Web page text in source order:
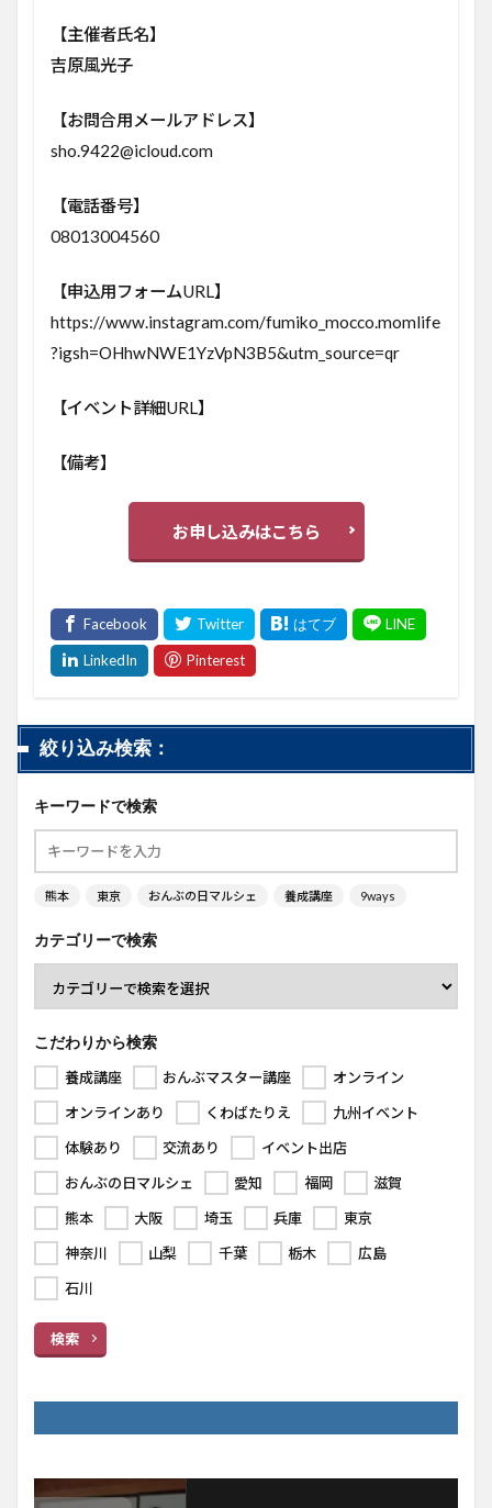
【主催者氏名】
吉原風光子
【お問合用メールアドレス】
sho.9422@icloud.com
【電話番号】
08013004560
【申込用フォームURL】
https://www.instagram.com/fumiko_mocco.momlife
?igsh=OHhwNWE1YzVpN3B5&utm_source=qr
【イベント詳細URL】
【備考】
お申し込みはこちら
絞り込み検索：
キーワードで検索
熊本 東京 おんぶの日マルシェ 養成講座 9ways
カテゴリーで検索
こだわりから検索
養成講座
おんぶマスター講座
オンライン
オンラインあり
くわばたりえ
九州イベント
体験あり
交流あり
イベント出店
おんぶの日マルシェ
愛知 福岡
滋賀
熊本
大阪 埼玉 兵庫
東京
神奈川
山梨 千葉 栃木
広島
石川
検索